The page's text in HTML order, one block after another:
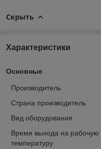
Скрыть
Характеристики
Основные
Производитель
Страна производитель
Вид оборудования
Время выхода на рабочую
температуру